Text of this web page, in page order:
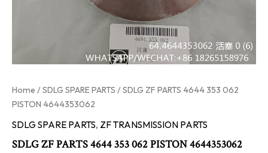
Home /SDLG SPARE PARTS / SDLG ZF PARTS 4644 353 062
PISTON 4644353062
SDLG SPARE PARTS, ZF TRANSMISSION PARTS
SDLG ZF PARTS 4644 353 062 PISTON 4644353062